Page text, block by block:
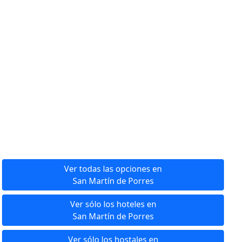
Ver todas las opciones en
San Martín de Porres
Ver sólo los hoteles en
San Martín de Porres
Ver sólo los hostales en